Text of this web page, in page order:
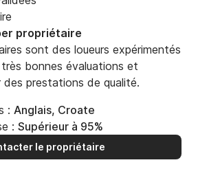
de plus d'informations, n'hésitez
via Click&Boat.
propriétaire
sont des loueurs expérimentés
bonnes évaluations et
prestations de qualité.
: Anglais, Croate
: Supérieur à 95%
le propriétaire